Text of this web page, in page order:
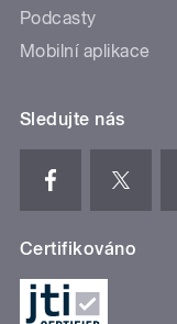
Podcasty
Mobilní aplikace
Sledujte nás
Certifikováno